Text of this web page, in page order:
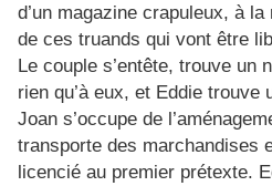
d’un magazine crapuleux, à
de ces truands qui vont être
Le couple s’entête, trouve un
rien qu’à eux, et Eddie trouve
Joan s’occupe de
transporte des
licencié au premier prétexte.